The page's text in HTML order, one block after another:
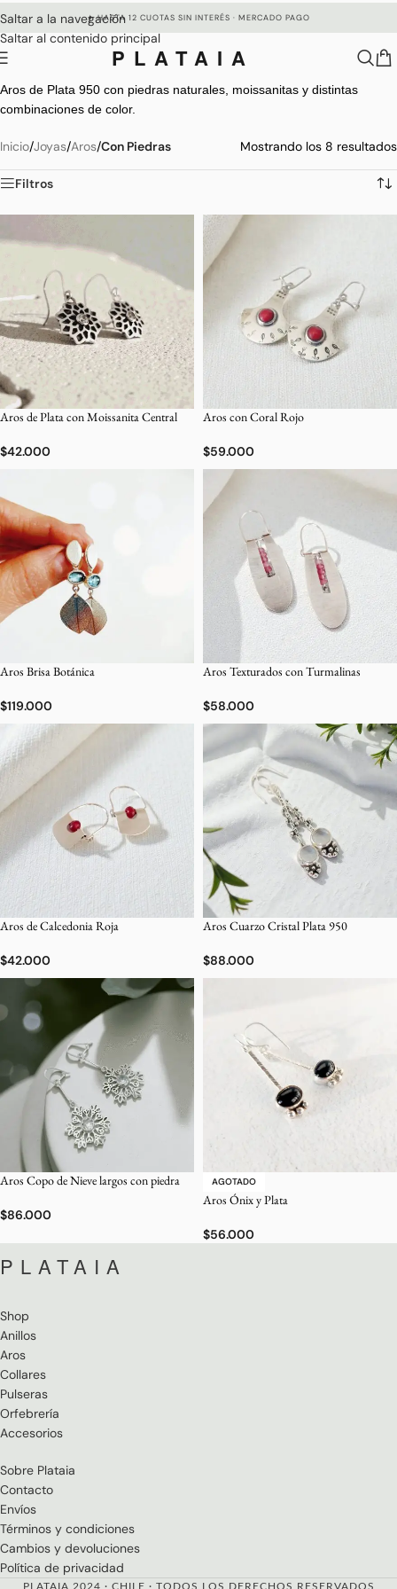
Saltar a la navegación
Saltar al contenido principal
✦ HASTA 12 CUOTAS SIN INTERÉS · MERCADO PAGO
PLATAIA
Aros de Plata 950 con piedras naturales, moissanitas y distintas
combinaciones de color.
Inicio/Joyas/Aros/Con Piedras Mostrando los 8 resultados
Filtros
Aros de Plata con Moissanita Central
$42.000
Aros con Coral Rojo
$59.000
Aros Brisa Botánica
$119.000
Aros Texturados con Turmalinas
$58.000
Aros de Calcedonia Roja
$42.000
Aros Cuarzo Cristal Plata 950
$88.000
Aros Copo de Nieve largos con piedra
$86.000
AGOTADO
Aros Ónix y Plata
$56.000
PLATAIA
Shop
Anillos
Aros
Collares
Pulseras
Orfebrería
Accesorios
Sobre Plataia
Contacto
Envíos
Términos y condiciones
Cambios y devoluciones
Política de privacidad
PLATAIA 2024 · CHILE · TODOS LOS DERECHOS RESERVADOS